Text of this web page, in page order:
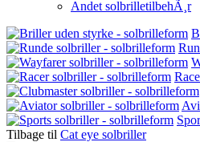
Andet solbrilletilbehÃ¸r
Tilbage til Cat eye solbriller